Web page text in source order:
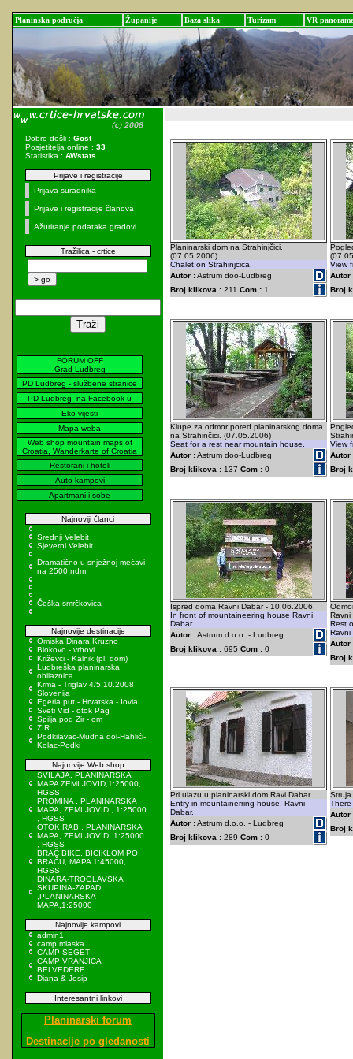
Planinska područja Županije Baza slika Turizam VR panorame
Dobro došli : Gost
Posjetitelja online : 33
Statistika : AWstats
Prijave i registracije
Prijava suradnika
Prijave i registracije članova
Ažuriranje podataka gradovi
Tražilica - crtice
FORUM OFF
Grad Ludbreg
PD Ludbreg - službene stranice
PD Ludbreg- na Facebook-u
Eko vijesti
Mapa weba
Web shop mountain maps of
Croatia, Wanderkarte of Croatia
Restorani i hoteli
Auto kampovi
Apartmani i sobe
Najnoviji članci
Srednji Velebit
Sjeverni Velebit
Dramatično u snježnoj mećavi
na 2500 ndm
Češka smrčkovica
Najnovije destinacije
Omiska Dinara Kruzno
Biokovo - vrhovi
Križevci - Kalnik (pl. dom)
Ludbreška planinarska
obilaznica
Krma - Triglav 4/5.10.2008
Slovenija
Egeria put - Hrvatska - Iovia
Sveti Vid - otok Pag
Spilja pod Zir - om
ZIR
Podkilavac-Mudna dol-Hahlići-
Kolac-Podki
Najnovije Web shop
SVILAJA, PLANINARSKA
MAPA ZEMLJOVID,1:25000,
HGSS
PROMINA , PLANINARSKA
MAPA, ZEMLJOVID , 1:25000
, HGSS
OTOK RAB , PLANINARSKA
MAPA, ZEMLJOVID, 1:25000
, HGSS
BRAČ BIKE, BICIKLOM PO
BRAČU, MAPA 1:45000,
HGSS
DINARA-TROGLAVSKA
SKUPINA-ZAPAD
,PLANINARSKA
MAPA,1:25000
Najnovije kampovi
admin1
camp mlaska
CAMP SEGET
CAMP VRANJICA
BELVEDERE
Diana & Josip
Interesantni linkovi
Planinarski forum
Destinacije po gledanosti
Planinarski dom na Strahinjčici.
(07.05.2006)
Chalet on Strahinjcica.
Autor :Astrum doo-Ludbreg
Broj klikova : 211 Com : 1
View
Autor
Broj
Klupe za odmor pored planinarskog doma
na Strahinčici. (07.05.2006)
Seat for a rest near mountain house.
Autor :Astrum doo-Ludbreg
Broj klikova : 137 Com : 0
View
Autor
Broj
Ispred doma Ravni Dabar - 10.06.2006.
In front of mountaineering house Ravni
Dabar.
Autor :Astrum d.o.o. - Ludbreg
Broj klikova : 695 Com : 0
Ravni
Rest
Ravni
Autor
Broj
Pri ulazu u planinarski dom Ravi Dabar.
Entry in mountainerring house. Ravni
Dabar.
Autor :Astrum d.o.o. - Ludbreg
Broj klikova : 289 Com : 0
Struja
There
Autor
Broj